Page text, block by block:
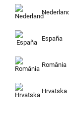
España
România
Hrvatska